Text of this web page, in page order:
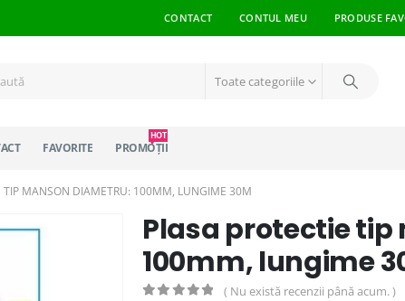
CONTACT CONTUL MEU PRODUSE
Toate categoriile
FAVORITE PROMOȚII
HOT
TIP MANSON DIAMETRU: 100MM, LUNGIME 30M
Plasa protectie
100mm, lungime
( Nu există recenzii până acum. )